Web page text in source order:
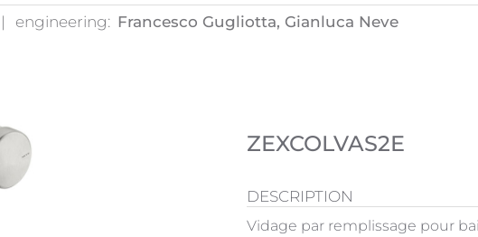
engineering: Francesco Gugliotta, Gianluca Neve
ZEXCOLVAS2E
DESCRIPTION
Vidage par remplissage pour